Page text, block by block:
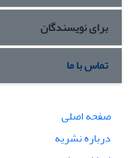
برای نویسندگان
تماس با ما
صفحه اصلی
درباره نشریه